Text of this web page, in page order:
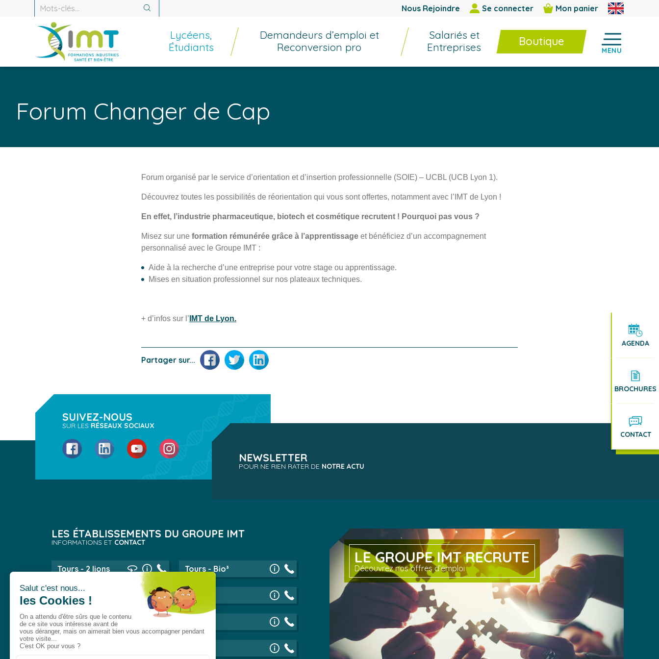
Nous Rejoindre Se connecter Mon panier
AGENDA
BROCHURES
CONTACT
Lycéens,
Étudiants
Demandeurs d’emploi et
Reconversion pro
Salariés et
Entreprises
Boutique
MENU
Recherche : Recherche
Forum Changer de Cap
Forum organisé par le service d’orientation et d’insertion professionnelle (SOIE) – UCBL (UCB Lyon 1).
Découvrez toutes les possibilités de réorientation qui vous sont offertes, notamment avec l’IMT de Lyon !
En effet, l’industrie pharmaceutique, biotech et cosmétique recrutent ! Pourquoi pas vous ?
Misez sur une formation rémunérée grâce à l’apprentissage et bénéficiez d’un accompagnement
personnalisé avec le Groupe IMT :
Aide à la recherche d’une entreprise pour votre stage ou apprentissage.
Mises en situation professionnel sur nos plateaux techniques.
+ d’infos sur l’ IMT de Lyon.
Partager sur... FacebookTwitter LinkedIn
SUIVEZ-NOUS
SUR LES RÉSEAUX SOCIAUX
FacebookLinkedIn YouTube Instagram
NEWSLETTER
POUR NE RIEN RATER DE NOTRE ACTU
LES ÉTABLISSEMENTS DU GROUPE IMT
INFORMATIONS ET CONTACT
Tours - 2 lions Tours - Bio³
Lyon Evry
Val-de-Reuil
Dreux
LE GROUPE IMT RECRUTE
Découvrez nos offres d’emploi